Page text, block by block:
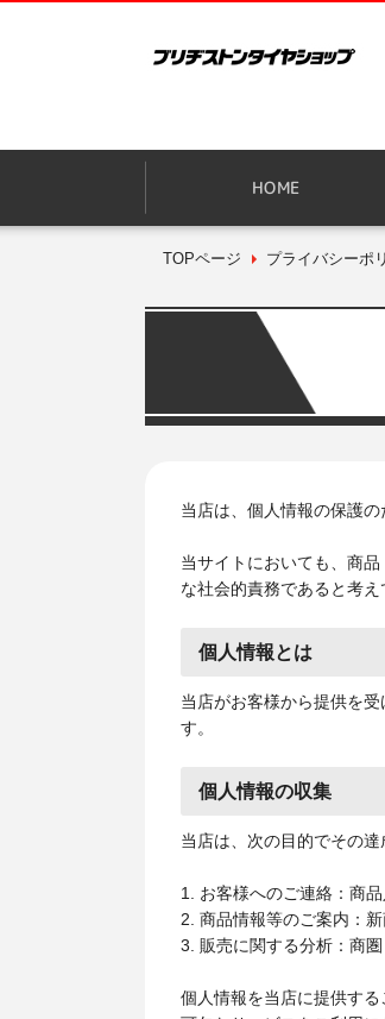
HOME
TOPページ プライバシーポ
当店は、個人情報の保護の
当サイトにおいても、商
な社会的責務であると考え
個人情報とは
当店がお客様から提供を
す。
個人情報の収集
当店は、次の目的でその
1. お客様へのご連絡：商
2. 商品情報等のご案内：
3. 販売に関する分析：商
個人情報を当店に提供す